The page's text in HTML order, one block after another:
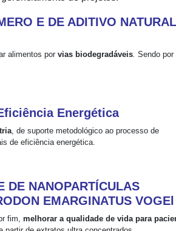
E DE ADITIVO NATURAL
alimentos por vias biodegradáveis Sendo por
Energética
, de suporte metodológico ao processo de
de eficiência energética.
DE NANOPARTÍCULAS
EMARGINATUS VOGEl
fim, melhorar a qualidade de vida para